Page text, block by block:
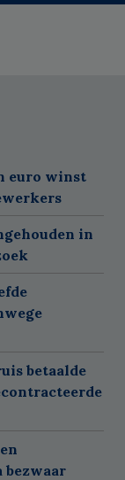
euro winst
in
betaalde
bezwaar